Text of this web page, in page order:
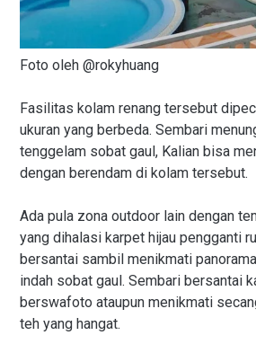
Foto oleh @rokyhuang
Fasilitas kolam renang tersebut
ukuran yang berbeda. Sembari
tenggelam sobat gaul, Kalian bisa
dengan berendam di kolam tersebut.
Ada pula zona outdoor lain dengan
yang dihalasi karpet hijau pengganti
bersantai sambil menikmati
indah sobat gaul. Sembari bersantai
berswafoto ataupun menikmati
teh yang hangat.